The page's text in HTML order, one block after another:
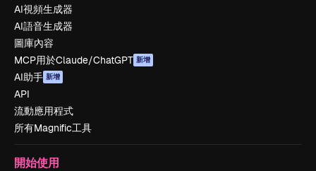
AI視頻生成器
AI語音生成器
圖庫內容
MCP用於Claude/ChatGPT 新增
AI助手 新增
API
流動應用程式
所有Magnific工具
開始使用